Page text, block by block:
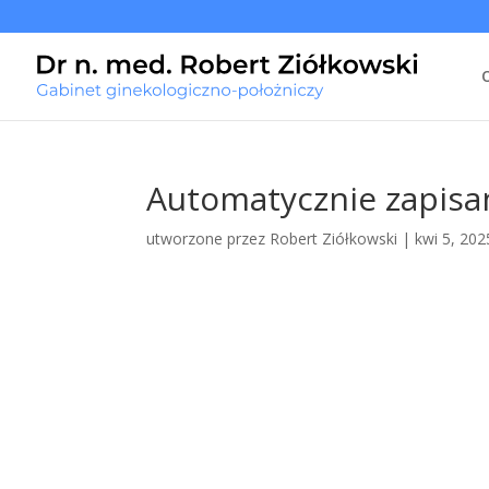
Automatycznie
utworzone przez Robert Ziółkowski |kwi 5,